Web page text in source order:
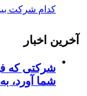
کدام شرکت
آخرین اخبار
شرکتی که
شما آورد،